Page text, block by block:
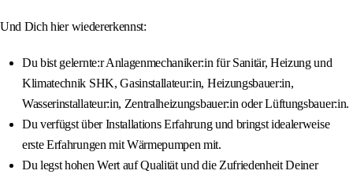
Und Dich hier wiedererkennst:
Du bist gelernte:r Anlagenmechaniker:in für Sanitär, Heizung und
Klimatechnik SHK, Gasinstallateur:in, Heizungsbauer:in,
Wasserinstallateur:in, Zentralheizungsbauer:in oder Lüftungsbauer:in.
Du verfügst über Installations Erfahrung und bringst idealerweise
erste Erfahrungen mit Wärmepumpen mit.
Du legst hohen Wert auf Qualität und die Zufriedenheit Deiner